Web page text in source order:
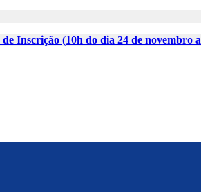
Inscrição (10h do dia 24 de novembro